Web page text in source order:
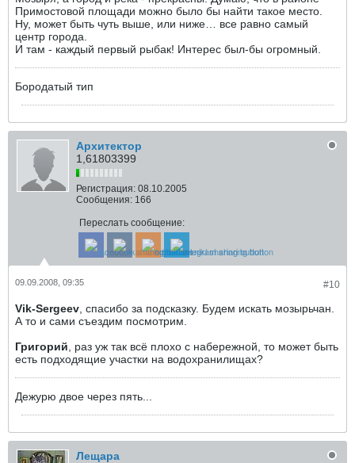
Примостовой площади можно было бы найти такое место.
Ну, может быть чуть выше, или ниже… все равно самый
центр города.
И там - каждый первый рыбак! Интерес был-бы огромный.
Бородатый тип
Архитектор
1,61803399
Регистрация: 08.10.2005
Сообщения: 166
Переслать сообщение:
#10
09.09.2008, 09:35
Vik-Sergeev , спасибо за подсказку. Будем искать мозырьчан.
А то и сами съездим посмотрим.
Григорий , раз уж так всё плохо с набережной, то может быть
есть подходящие участки на водохранилищах?
Дежурю двое через пять...
Лещара